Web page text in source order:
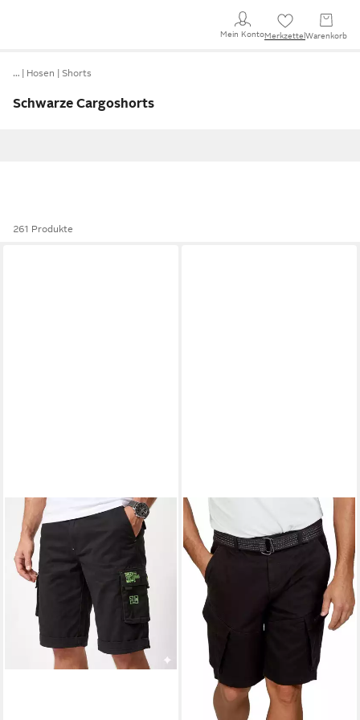
Mein KontoMerkzettel Warenkorb
… Hosen Shorts
Schwarze Cargoshorts
261 Produkte